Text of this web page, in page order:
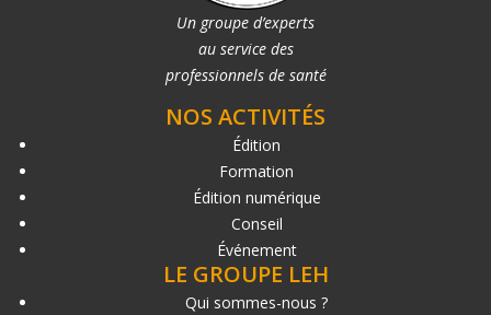
Un groupe d’experts
au service des
professionnels de santé
NOS ACTIVITÉS
Édition
Formation
Édition numérique
Conseil
Événement
LE GROUPE LEH
Qui sommes-nous ?